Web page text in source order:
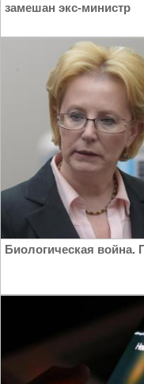
замешан экс-министр
Биологическая